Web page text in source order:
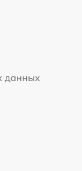
данных